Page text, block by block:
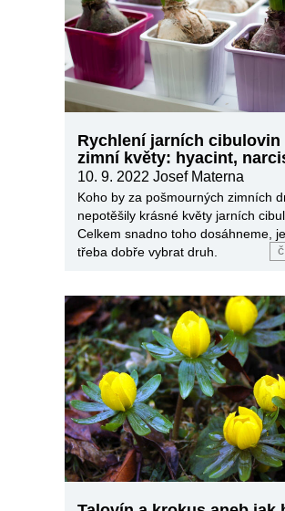
Rychlení jarních cibulovin
zimní květy: hyacint,
10. 9. 2022 Josef Materna
Koho by za pošmourných zimních
nepotěšily krásné květy jarních
Celkem snadno toho dosáhneme,
třeba dobře vybrat druh.